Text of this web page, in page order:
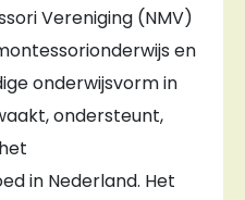
Vereniging (NMV)
en
onderwijsvorm in
ondersteunt,
in Nederland. Het